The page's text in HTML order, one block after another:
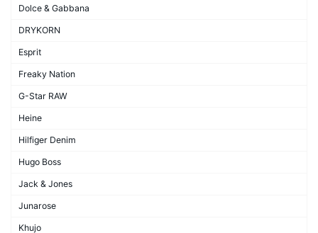
Dolce & Gabbana
DRYKORN
Esprit
Freaky Nation
G-Star RAW
Heine
Hilfiger Denim
Hugo Boss
Jack & Jones
Junarose
Khujo